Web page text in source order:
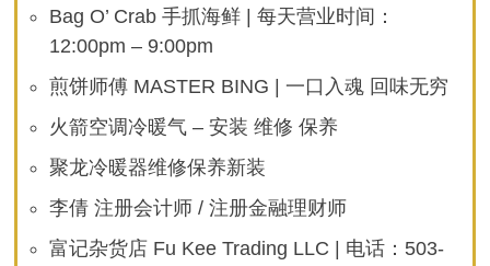
Bag O’ Crab 手抓海鲜 | 每天营业时间：
12:00pm – 9:00pm
煎饼师傅 MASTER BING | 一口入魂 回味无穷
火箭空调冷暖气 – 安装 维修 保养
聚龙冷暖器维修保养新装
李倩 注册会计师 / 注册金融理财师
富记杂货店 Fu Kee Trading LLC | 电话：503-